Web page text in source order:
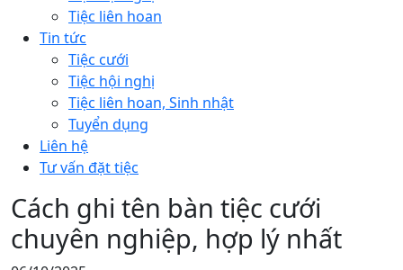
Tiệc liên hoan
Tin tức
Tiệc cưới
Tiệc hội nghị
Tiệc liên hoan, Sinh nhật
Tuyển dụng
Liên hệ
Tư vấn đặt tiệc
Cách ghi tên bàn tiệc cưới
chuyên nghiệp, hợp lý nhất